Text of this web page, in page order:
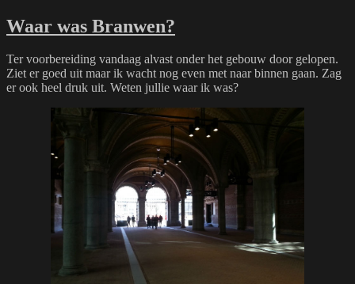
Waar was Branwen?
Ter voorbereiding vandaag alvast onder het gebouw door gelopen.
Ziet er goed uit maar ik wacht nog even met naar binnen gaan. Zag
er ook heel druk uit. Weten jullie waar ik was?